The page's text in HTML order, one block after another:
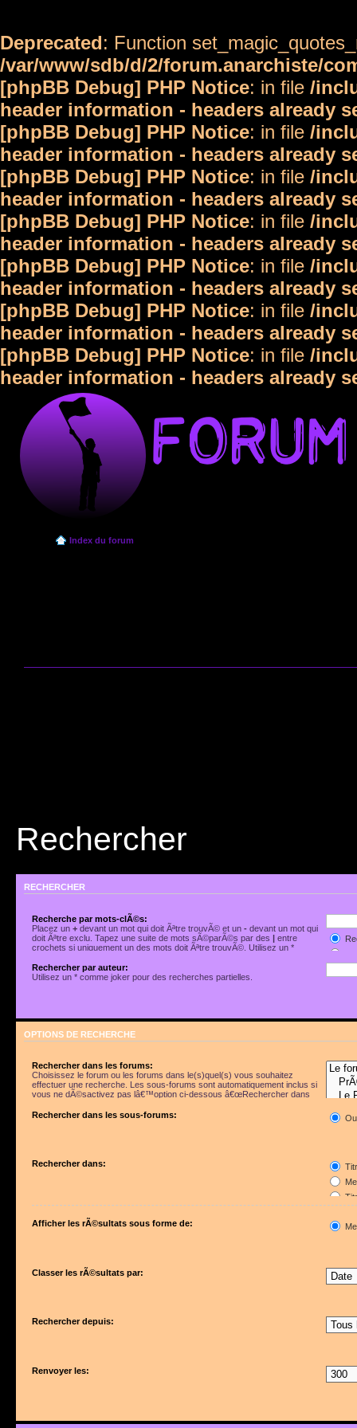
Deprecated: Function
/var/www/sdb/d/2/forum.anarchiste/
[phpBB Debug] PHP Notice: in file /
header information - headers already
[phpBB Debug] PHP Notice: in file /
header information - headers already
[phpBB Debug] PHP Notice: in file /
header information - headers already
[phpBB Debug] PHP Notice: in file /
header information - headers already
[phpBB Debug] PHP Notice: in file /
header information - headers already
[phpBB Debug] PHP Notice: in file /
header information - headers already
[phpBB Debug] PHP Notice: in file /
header information - headers already
Index du forum
Rechercher
RECHERCHER
Recherche par mots-clÃ©s:
Placez un+ devant un mot qui doit Ãªtre trouvÃ© et un- devant un mot qui
doit Ãªtre exclu. Tapez une suite de mots sÃ©parÃ©s par des| entre
crochets si uniquement un des mots doit Ãªtre trouvÃ©. Utilisez un *
Rechercher par auteur:
Utilisez un * comme joker pour des recherches partielles.
OPTIONS DE RECHERCHE
Rechercher dans les forums:
Choisissez le forum ou les forums dans le(s)quel(s) vous souhaitez
effectuer une recherche. Les sous-forums sont automatiquement inclus si
vous ne dÃ©sactivez pas lâ€™option ci-dessous â€œRechercher dans
Rechercher dans les sous-forums:
Rechercher dans:
Afficher les rÃ©sultats sous forme de:
Classer les rÃ©sultats par:
Rechercher depuis:
Renvoyer les: